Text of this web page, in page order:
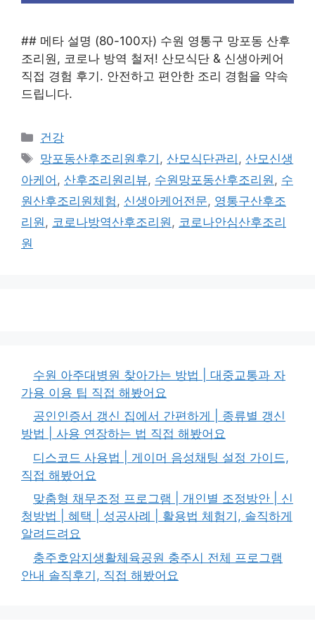
## 메타 설명 (80-100자) 수원 영통구 망포동 산후
조리원, 코로나 방역 철저! 산모식단 & 신생아케어
직접 경험 후기. 안전하고 편안한 조리 경험을 약속
드립니다.
카
테
고
리
건강
태
그
망포동산후조리원후기 ,산모식단관리 ,산모신생
아케어 , 산후조리원리뷰, 수원망포동산후조리원 , 수
원산후조리원체험 , 신생아케어전문, 영통구산후조
리원 , 코로나방역산후조리원 , 코로나안심산후조리
원
수원 아주대병원 찾아가는 방법 | 대중교통과 자
가용 이용 팁 직접 해봤어요
공인인증서 갱신 집에서 간편하게 | 종류별 갱신
방법 | 사용 연장하는 법 직접 해봤어요
디스코드 사용법 | 게이머 음성채팅 설정 가이드,
직접 해봤어요
맞춤형 채무조정 프로그램 | 개인별 조정방안 | 신
청방법 | 혜택 | 성공사례 | 활용법 체험기, 솔직하게
알려드려요
충주호암지생활체육공원 충주시 전체 프로그램
안내 솔직후기, 직접 해봤어요